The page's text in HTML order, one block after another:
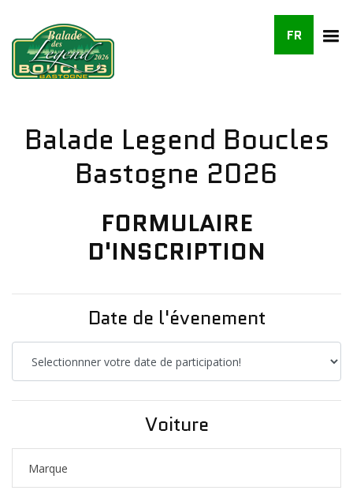
FR
Balade Legend Boucles
Bastogne 2026
FORMULAIRE
D'INSCRIPTION
Date de l'évenement
Voiture